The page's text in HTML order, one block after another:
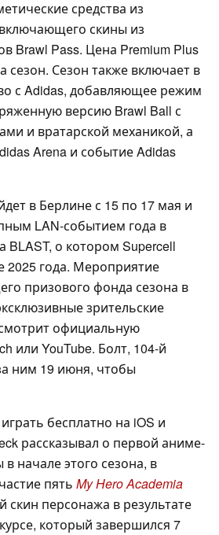
средства из
скины из
Brawl Pass. Цена Premium Plus
сезон. Сезон также включает в
с Adidas, добавляющее режим
версию Brawl Ball с
и вратарской механикой, а
Arena и событие Adidas
в Берлине с 15 по 17 мая и
LAN-событием года в
BLAST, о котором Supercell
2025 года. Мероприятие
призового фонда сезона в
зрительские
официальную
или YouTube. Болт, 104-й
ним 19 июня, чтобы
бесплатно на iOS и
рассказывал о первой аниме-
начале этого сезона, в
пять My Hero Academia
скин персонажа в результате
который завершился 7